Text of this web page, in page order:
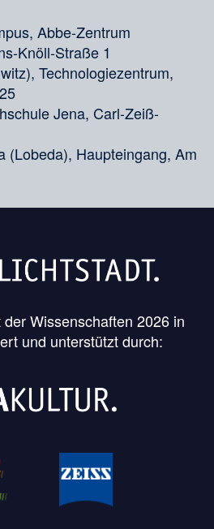
Abbe-Zentrum
Knöll-Straße 1
Technologiezentrum,
Jena, Carl-Zeiß-
(Lobeda), Haupteingang, Am
Wissenschaften 2026 in
und unterstützt durch: